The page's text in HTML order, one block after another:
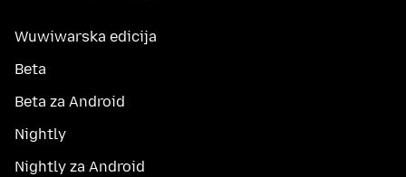
Wuwiwarska edicija
Beta
Beta za Android
Nightly
Nightly za Android